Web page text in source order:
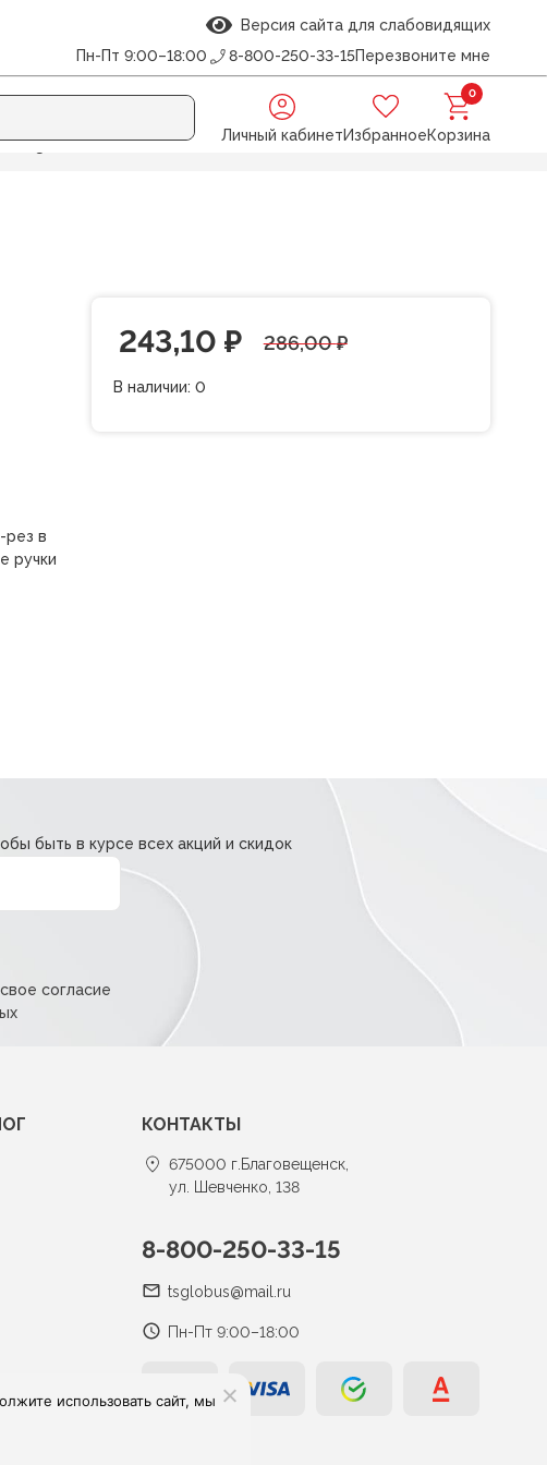
Версия сайта для слабовидящих
Пн-Пт 9:00–18:00 8-800-250-33-15Перезвоните мне
Личный кабинетИзбранное
0
Корзина
Ergo
рез в
ручки
286,00₽
Первоначальная
цена
243,10 ₽
Текущая
цена:
В наличии: 0
быть в курсе всех акций и скидок
согласие
КОНТАКТЫ
675000 г.Благовещенск,
ул. Шевченко, 138
8-800-250-33-15
tsglobus@mail.ru
Пн-Пт 9:00–18:00
использовать сайт, мы